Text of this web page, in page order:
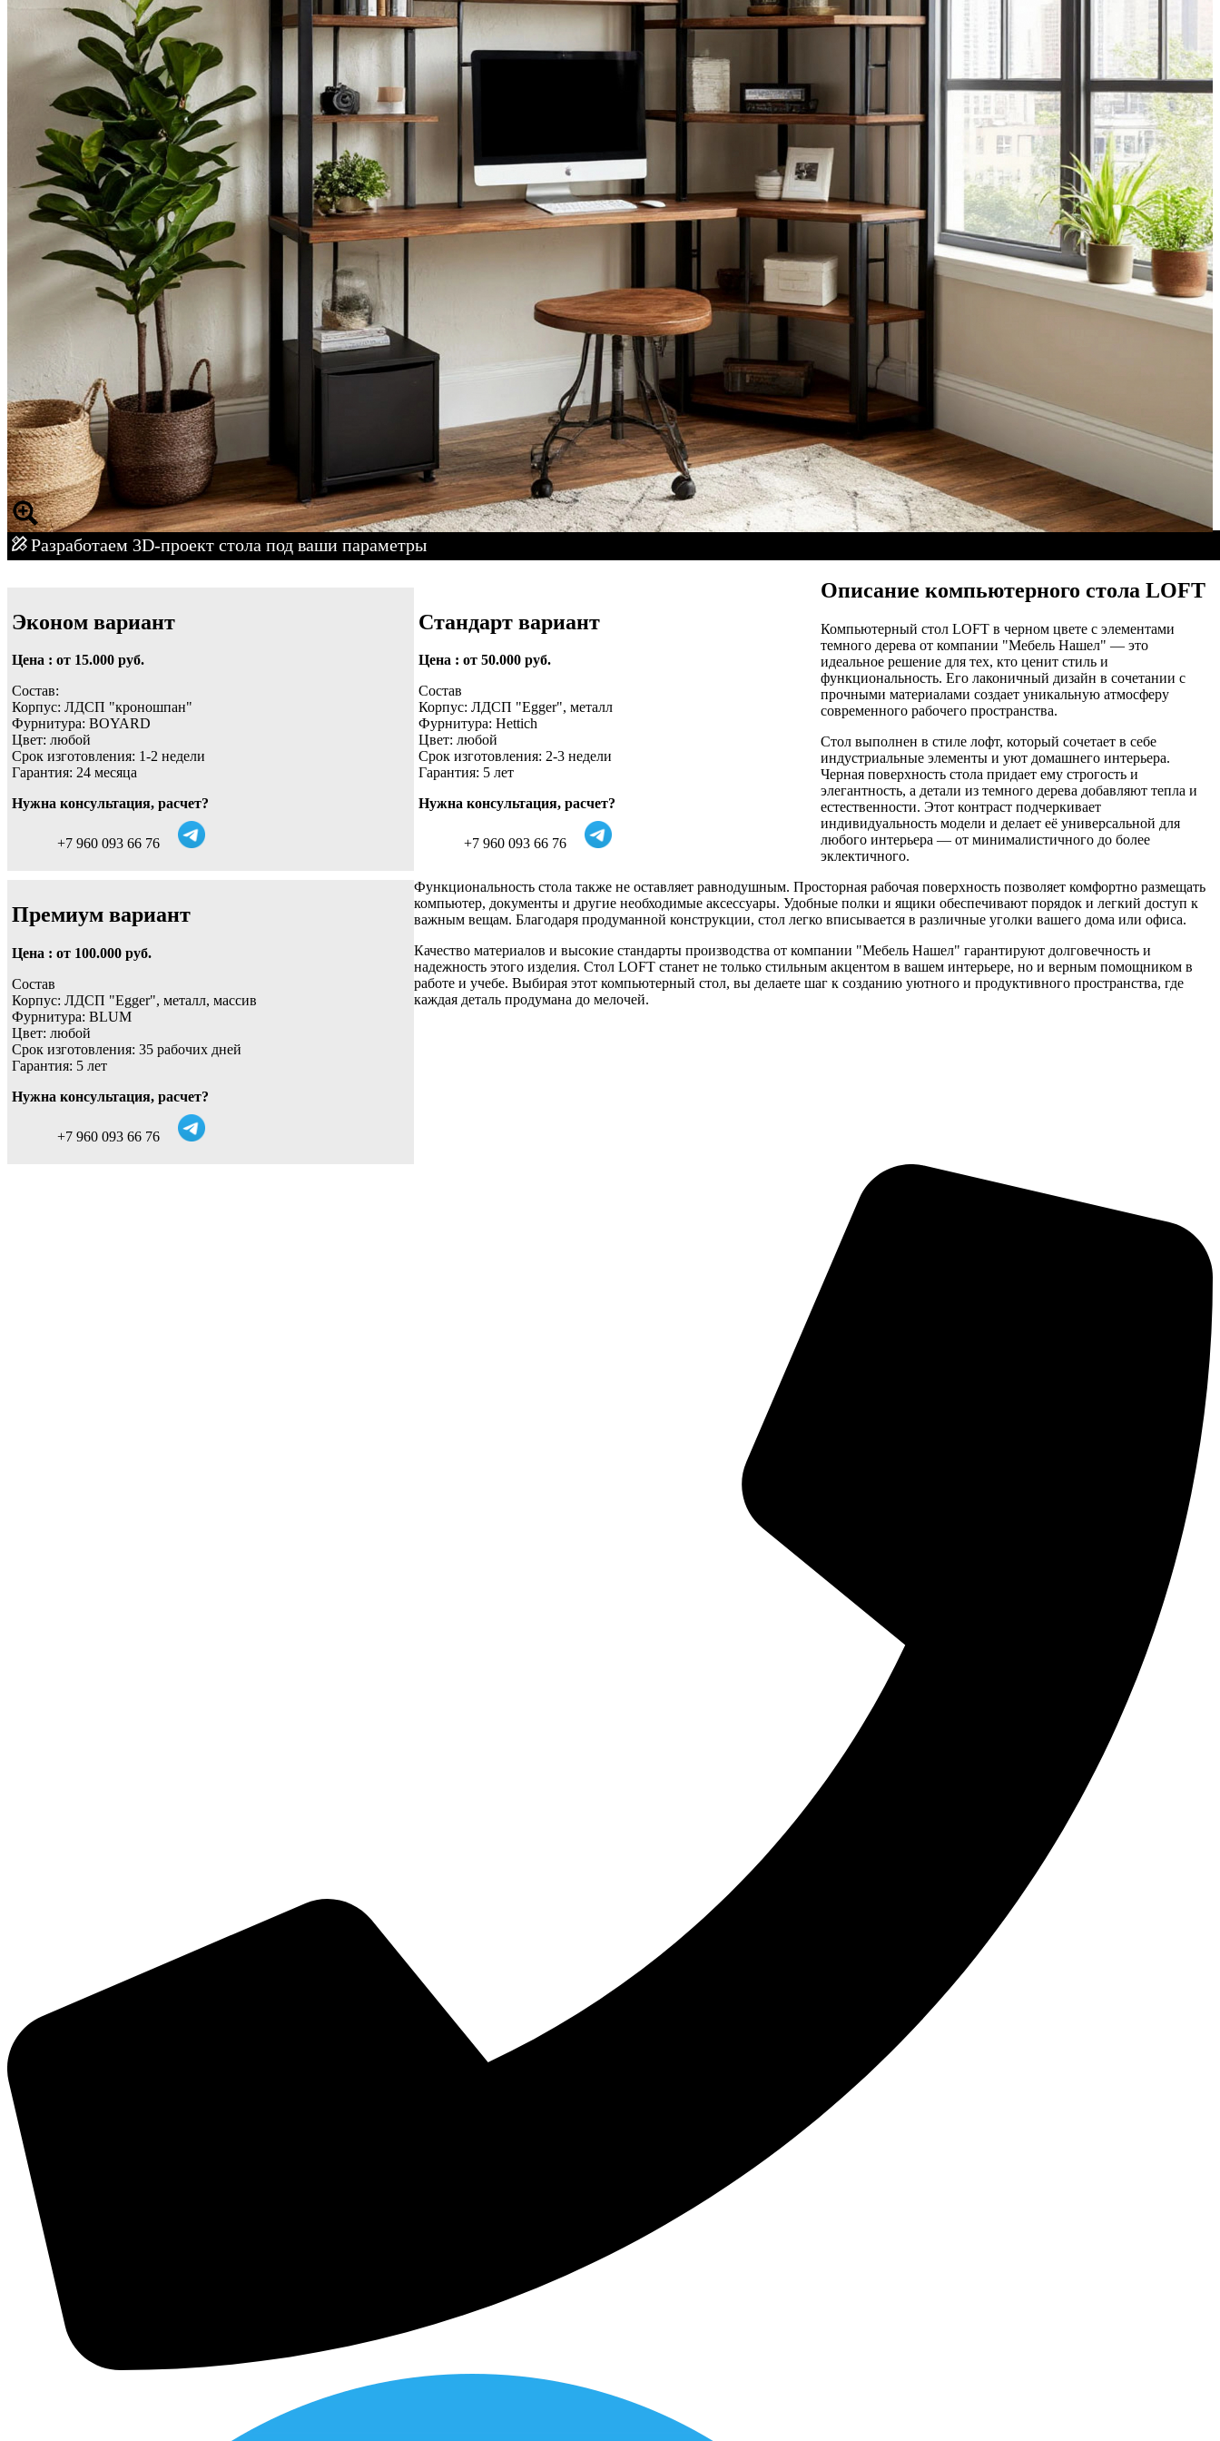
Разработаем 3D-проект стола под ваши параметры
Эконом вариант
Цена : от 15.000 руб.
Состав:
Корпус: ЛДСП "кроношпан"
Фурнитура: BOYARD
Цвет: любой
Срок изготовления: 1-2 недели
Гарантия: 24 месяца
Нужна консультация, расчет?
+7 960 093 66 76
Стандарт вариант
Цена : от 50.000 руб.
Состав
Корпус: ЛДСП "Egger", металл
Фурнитура: Hettich
Цвет: любой
Срок изготовления: 2-3 недели
Гарантия: 5 лет
Нужна консультация, расчет?
+7 960 093 66 76
Премиум вариант
Цена : от 100.000 руб.
Состав
Корпус: ЛДСП "Egger", металл, массив
Фурнитура: BLUM
Цвет: любой
Срок изготовления: 35 рабочих дней
Гарантия: 5 лет
Нужна консультация, расчет?
+7 960 093 66 76
Описание компьютерного стола LOFT
Компьютерный стол LOFT в черном цвете с элементами
темного дерева от компании "Мебель Нашел" — это
идеальное решение для тех, кто ценит стиль и
функциональность. Его лаконичный дизайн в сочетании с
прочными материалами создает уникальную атмосферу
современного рабочего пространства.
Стол выполнен в стиле лофт, который сочетает в себе
индустриальные элементы и уют домашнего интерьера.
Черная поверхность стола придает ему строгость и
элегантность, а детали из темного дерева добавляют тепла и
естественности. Этот контраст подчеркивает
индивидуальность модели и делает её универсальной для
любого интерьера — от минималистичного до более
эклектичного.
Функциональность стола также не оставляет равнодушным. Просторная рабочая поверхность позволяет комфортно размещать
компьютер, документы и другие необходимые аксессуары. Удобные полки и ящики обеспечивают порядок и легкий доступ к
важным вещам. Благодаря продуманной конструкции, стол легко вписывается в различные уголки вашего дома или офиса.
Качество материалов и высокие стандарты производства от компании "Мебель Нашел" гарантируют долговечность и
надежность этого изделия. Стол LOFT станет не только стильным акцентом в вашем интерьере, но и верным помощником в
работе и учебе. Выбирая этот компьютерный стол, вы делаете шаг к созданию уютного и продуктивного пространства, где
каждая деталь продумана до мелочей.